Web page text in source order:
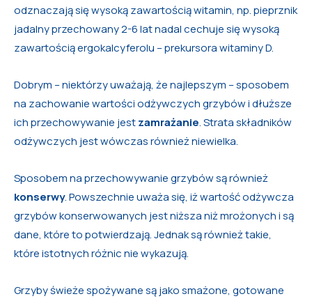
odznaczają się wysoką zawartością witamin, np. pieprznik
jadalny przechowany 2-6 lat nadal cechuje się wysoką
zawartością ergokalcyferolu – prekursora witaminy D.
Dobrym – niektórzy uważają, że najlepszym – sposobem
na zachowanie wartości odżywczych grzybów i dłuższe
ich przechowywanie jestzamrażanie. Strata składników
odżywczych jest wówczas również niewielka.
Sposobem na przechowywanie grzybów są również
konserwy. Powszechnie uważa się, iż wartość odżywcza
grzybów konserwowanych jest niższa niż mrożonych i są
dane, które to potwierdzają. Jednak są również takie,
które istotnych różnic nie wykazują.
Grzyby świeże spożywane są jako smażone, gotowane